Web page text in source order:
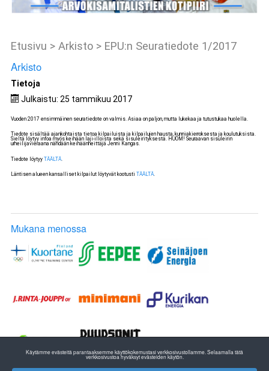
Etusivu > Arkisto > EPU:n Seuratiedote 1/2017
Arkisto
Tietoja
Julkaistu: 25 tammikuu 2017
Vuoden 2017 ensimmäinen seuratiedote on valmis. Asiaa on paljon, mutta lukekaa ja tutustukaa huolella.
Tiedote sisältää ajankohtaista tietoa kilpailuista ja kilpailujen hausta, kunniakierroksesta ja koulutuksista.
Sieltä löytyy infoa myös keihään laji-illoista sekä sisuleirityksestä. HUOM! Seuraavan sisuleirin
urheilijavieraana nähdään keihäänheittäjä Jenni Kangas.
Tiedote löytyyTÄÄLTÄ
Läntisen alueen kansalliset kilpailut löytyvät kootustiTÄÄLTÄ.
Mukana menossa
Käytämme evästeitä parantaaksemme käyttökokemustasi verkkosivustollamme. Selaamalla tätä
verkkosivustoa hyväksyt evästeiden käytön.